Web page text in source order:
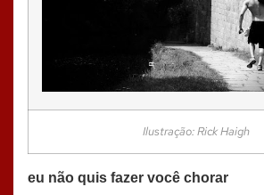
Ilustração: Rick Haigh
eu não quis fazer você chorar